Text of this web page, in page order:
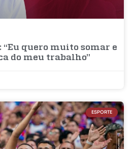
quero muito somar e
do meu trabalho”
ESPORTE